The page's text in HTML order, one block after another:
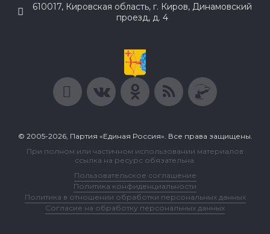
610017, Кировская область, г. Киров, Динамовский
проезд, д. 4
© 2005-2026, Партия «Единая Россия». Все права защищены.
При полном или частичном использовании материалов
ссылка на ресурс обязательна.
Пользовательское соглашение
Политика конфиденциальности
Политика в отношении обработки персональных данных
Согласие на обработку персональных данных